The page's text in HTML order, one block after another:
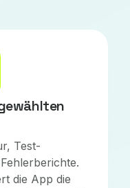
Test-
die App die